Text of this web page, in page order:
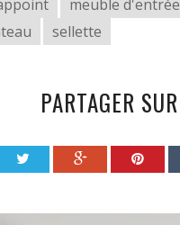
meuble d'entrée
sellette
PARTAGER SUR